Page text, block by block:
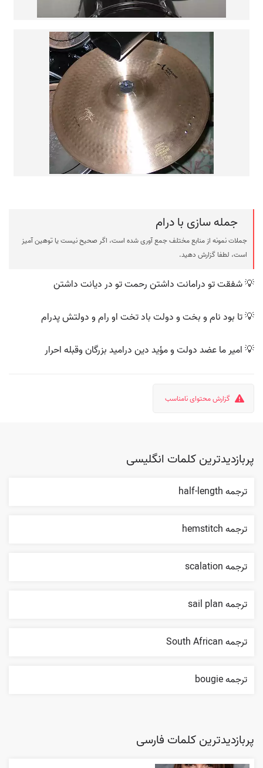
جمله سازی با درام
جملات نمونه از منابع مختلف جمع آوری شده است، اگر صحیح نیست یا توهین آمیز
است، لطفا گزارش دهید.
💡 شفقت تو درامانت داشتن رحمت تو در دیانت داشتن
💡 تا بود نام و بخت و دولت باد تخت او رام و دولتش پدرام
💡 امیر ما عضد دولت و مؤید دین درامید بزرگان وقبله احرار
گزارش محتوای نامناسب
پربازدیدترین کلمات انگلیسی
ترجمه half-length
ترجمه hemstitch
ترجمه scalation
ترجمه sail plan
ترجمه South African
ترجمه bougie
پربازدیدترین کلمات فارسی